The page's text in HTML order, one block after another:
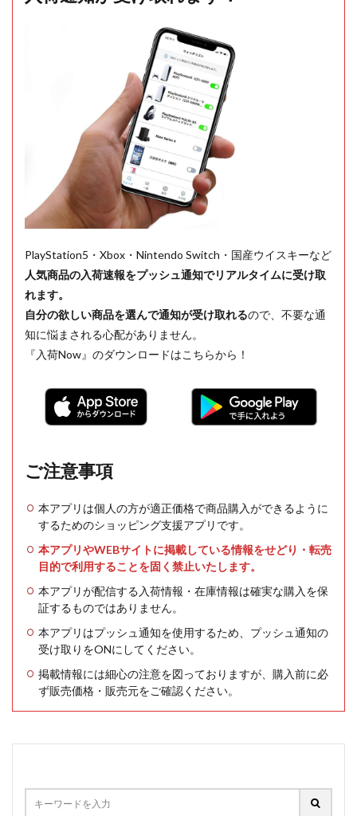
PlayStation5・Xbox・Nintendo Switch・国産ウイスキーなど
人気商品の入荷速報をプッシュ通知でリアルタイムに受け取
れます。
自分の欲しい商品を選んで通知が受け取れるので、不要な通
知に悩まされる心配がありません。
『入荷Now』のダウンロードはこちらから！
ご注意事項
本アプリは個人の方が適正価格で商品購入ができるように
するためのショッピング支援アプリです。
本アプリやWEBサイトに掲載している情報をせどり・転売
目的で利用することを固く禁止いたします。
本アプリが配信する入荷情報・在庫情報は確実な購入を保
証するものではありません。
本アプリはプッシュ通知を使用するため、プッシュ通知の
受け取りをONにしてください。
掲載情報には細心の注意を図っておりますが、購入前に必
ず販売価格・販売元をご確認ください。